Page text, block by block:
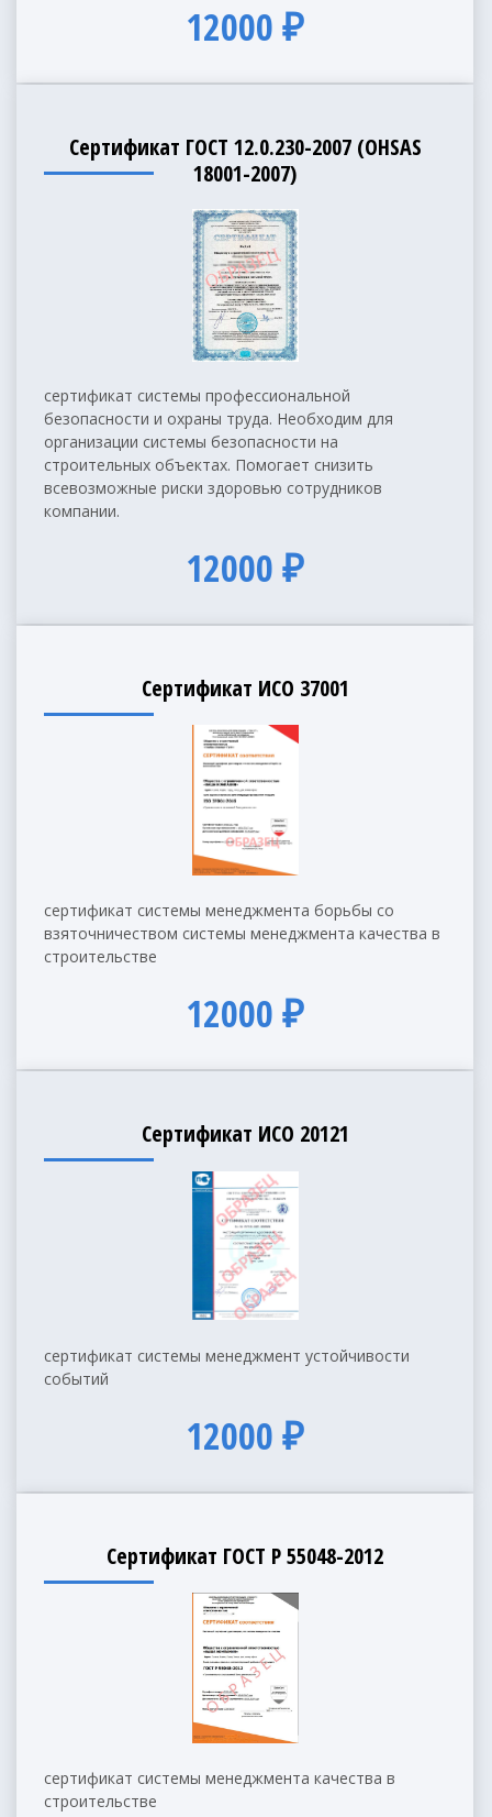
12000 ₽
Сертификат ГОСТ 12.0.230-2007 (OHSAS
18001-2007)
сертификат системы профессиональной
безопасности и охраны труда. Необходим для
организации системы безопасности на
строительных объектах. Помогает снизить
всевозможные риски здоровью сотрудников
компании.
12000 ₽
Сертификат ИСО 37001
сертификат системы менеджмента борьбы со
взяточничеством системы менеджмента качества в
строительстве
12000 ₽
Сертификат ИСО 20121
сертификат системы менеджмент устойчивости
событий
12000 ₽
Сертификат ГОСТ Р 55048-2012
сертификат системы менеджмента качества в
строительстве